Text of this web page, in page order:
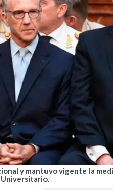
y mantuvo vigente la